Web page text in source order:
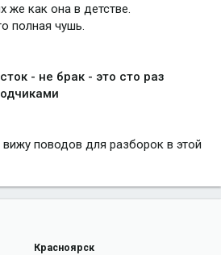
же как она в детстве.
полная чушь.
- не брак - это сто раз
поводов для разборок в этой
Красноярск